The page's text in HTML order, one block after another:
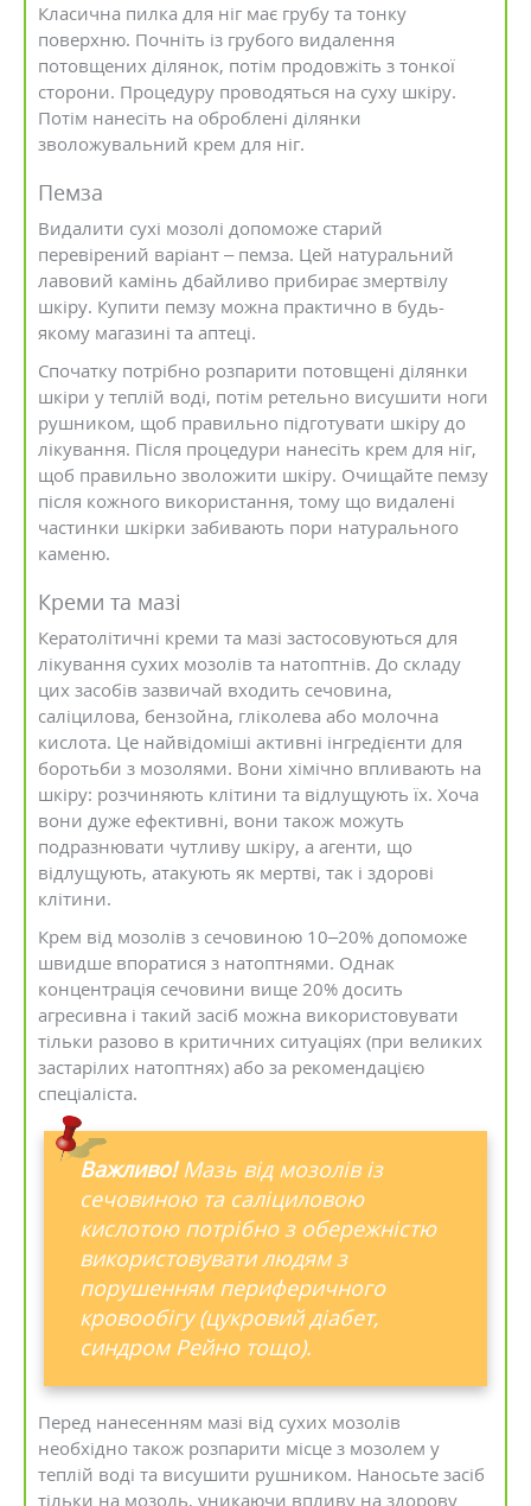
Класична пилка для ніг має грубу та тонку
поверхню. Почніть із грубого видалення
потовщених ділянок, потім продовжіть з тонкої
сторони. Процедуру проводяться на суху шкіру.
Потім нанесіть на оброблені ділянки
зволожувальний крем для ніг.
Пемза
Видалити сухі мозолі допоможе старий
перевірений варіант – пемза. Цей натуральний
лавовий камінь дбайливо прибирає змертвілу
шкіру. Купити пемзу можна практично в будь-
якому магазині та аптеці.
Спочатку потрібно розпарити потовщені ділянки
шкіри у теплій воді, потім ретельно висушити ноги
рушником, щоб правильно підготувати шкіру до
лікування. Після процедури нанесіть крем для ніг,
щоб правильно зволожити шкіру. Очищайте пемзу
після кожного використання, тому що видалені
частинки шкірки забивають пори натурального
каменю.
Креми та мазі
Кератолітичні креми та мазі застосовуються для
лікування сухих мозолів та натоптнів. До складу
цих засобів зазвичай входить сечовина,
саліцилова, бензойна, гліколева або молочна
кислота. Це найвідоміші активні інгредієнти для
боротьби з мозолями. Вони хімічно впливають на
шкіру: розчиняють клітини та відлущують їх. Хоча
вони дуже ефективні, вони також можуть
подразнювати чутливу шкіру, а агенти, що
відлущують, атакують як мертві, так і здорові
клітини.
Крем від мозолів з сечовиною 10–20% допоможе
швидше впоратися з натоптнями. Однак
концентрація сечовини вище 20% досить
агресивна і такий засіб можна використовувати
тільки разово в критичних ситуаціях (при великих
застарілих натоптнях) або за рекомендацією
спеціаліста.
Важливо!Мазь від мозолів із
сечовиною та саліциловою
кислотою потрібно з обережністю
використовувати людям з
порушенням периферичного
кровообігу (цукровий діабет,
синдром Рейно тощо).
Перед нанесенням мазі від сухих мозолів
необхідно також розпарити місце з мозолем у
теплій воді та висушити рушником. Наносьте засіб
тільки на мозоль, уникаючи впливу на здорову